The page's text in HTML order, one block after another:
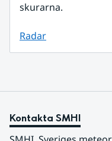
skurarna.
Radar
Kontakta SMHI